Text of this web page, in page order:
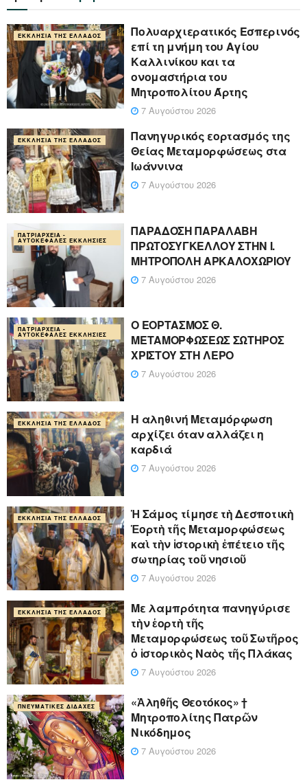
ΕΚΚΛΗΣΊΑ ΤΗΣ ΕΛΛΆΔΟΣ
Πολυαρχιερατικός Εσπερινός
επί τη μνήμη του Αγίου
Καλλινίκου και τα
ονομαστήρια του
Μητροπολίτου Άρτης
7 Αυγούστου 2026
ΕΚΚΛΗΣΊΑ ΤΗΣ ΕΛΛΆΔΟΣ
Πανηγυρικός εορτασμός της
Θείας Μεταμορφώσεως στα
Ιωάννινα
7 Αυγούστου 2026
ΠΑΤΡΙΑΡΧΕΊΑ -
ΑΥΤΟΚΈΦΑΛΕΣ ΕΚΚΛΗΣΊΕΣ
ΠΑΡΑΔΟΣΗ ΠΑΡΑΛΑΒΗ
ΠΡΩΤΟΣΥΓΚΕΛΛΟΥ ΣΤΗΝ Ι.
ΜΗΤΡΟΠΟΛΗ ΑΡΚΑΛΟΧΩΡΙΟΥ
7 Αυγούστου 2026
ΠΑΤΡΙΑΡΧΕΊΑ -
ΑΥΤΟΚΈΦΑΛΕΣ ΕΚΚΛΗΣΊΕΣ
Ο ΕΟΡΤΑΣΜΟΣ Θ.
ΜΕΤΑΜΟΡΦΩΣΕΩΣ ΣΩΤΗΡΟΣ
ΧΡΙΣΤΟΥ ΣΤΗ ΛΕΡΟ
7 Αυγούστου 2026
ΕΚΚΛΗΣΊΑ ΤΗΣ ΕΛΛΆΔΟΣ
Η αληθινή Μεταμόρφωση
αρχίζει όταν αλλάζει η
καρδιά
7 Αυγούστου 2026
ΕΚΚΛΗΣΊΑ ΤΗΣ ΕΛΛΆΔΟΣ
Ἡ Σάμος τίμησε τὴ Δεσποτικὴ
Ἑορτὴ τῆς Μεταμορφώσεως
καὶ τὴν ἱστορικὴ ἐπέτειο τῆς
σωτηρίας τοῦ νησιοῦ
7 Αυγούστου 2026
ΕΚΚΛΗΣΊΑ ΤΗΣ ΕΛΛΆΔΟΣ
Με λαμπρότητα πανηγύρισε
τὴν ἑορτὴ τῆς
Μεταμορφώσεως τοῦ Σωτῆρος
ὁ ἱστορικὸς Ναὸς τῆς Πλάκας
7 Αυγούστου 2026
ΠΝΕΥΜΑΤΙΚΈΣ ΔΙΔΑΧΈΣ
«Ἀληθῆς Θεοτόκος» †
Μητροπολίτης Πατρῶν
Νικόδημος
7 Αυγούστου 2026